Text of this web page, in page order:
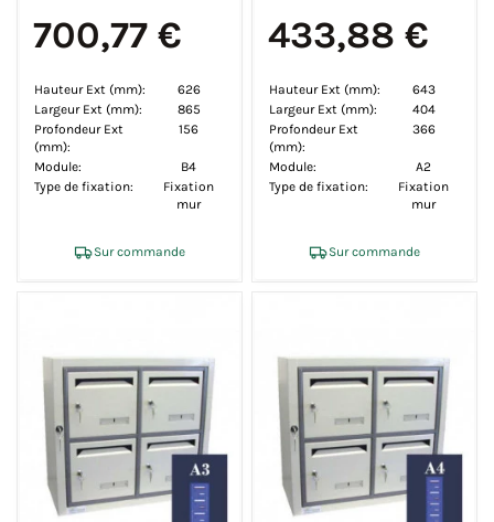
700,77 €
Hauteur Ext (mm):
626
Largeur Ext (mm):
865
Profondeur Ext
(mm):
156
Module:
B4
Type de fixation:
Fixation
mur
Sur commande
433,88 €
Hauteur Ext (mm):
643
Largeur Ext (mm):
404
Profondeur Ext
(mm):
366
Module:
A2
Type de fixation:
Fixation
mur
Sur commande